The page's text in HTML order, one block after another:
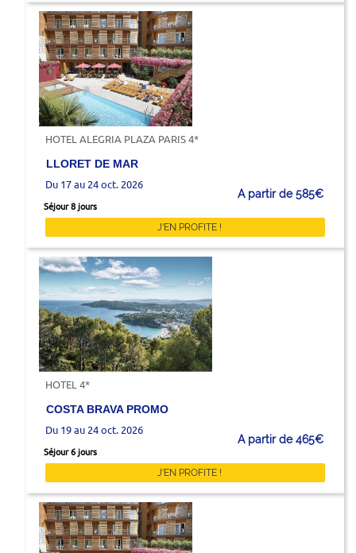
HOTEL ALEGRIA PLAZA PARIS 4*
LLORET DE MAR
Du 17 au 24 oct. 2026
Séjour 8 jours
A partir de 585€
J'EN PROFITE !
HOTEL 4*
COSTA BRAVA PROMO
Du 19 au 24 oct. 2026
Séjour 6 jours
A partir de 465€
J'EN PROFITE !